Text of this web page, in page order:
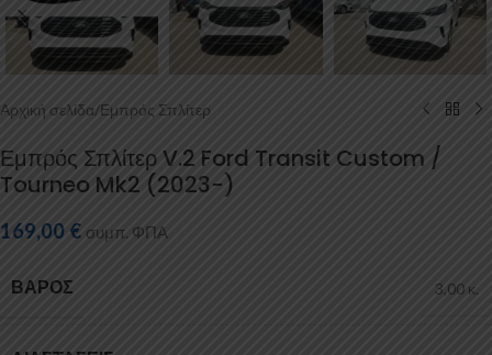
Αρχική σελίδα/Εμπρός Σπλίτερ
Εμπρός Σπλίτερ V.2 Ford Transit Custom /
Tourneo Mk2 (2023-)
169,00 € συμπ. ΦΠΑ
ΒΆΡΟΣ 3,00 κ.